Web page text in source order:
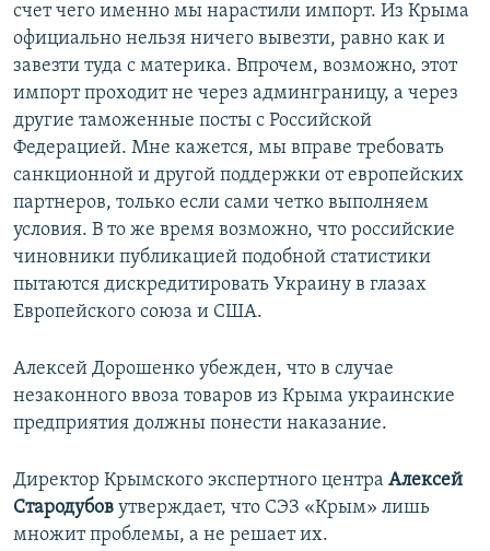
счет чего именно мы нарастили импорт. Из Крыма
официально нельзя ничего вывезти, равно как и
завезти туда с материка. Впрочем, возможно, этот
импорт проходит не через админграницу, а через
другие таможенные посты с Российской
Федерацией. Мне кажется, мы вправе требовать
санкционной и другой поддержки от европейских
партнеров, только если сами четко выполняем
условия. В то же время возможно, что российские
чиновники публикацией подобной статистики
пытаются дискредитировать Украину в глазах
Европейского союза и США.
Алексей Дорошенко убежден, что в случае
незаконного ввоза товаров из Крыма украинские
предприятия должны понести наказание.
Директор Крымского экспертного центра Алексей
Стародубов утверждает, что СЭЗ «Крым» лишь
множит проблемы, а не решает их.